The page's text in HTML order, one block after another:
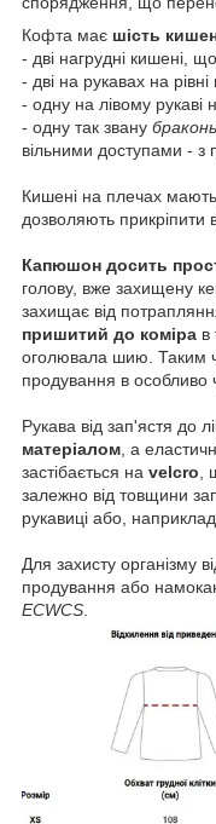
Кофта має шість
- дві нагрудні кишені,
- дві на рукавах на рівні
- одну на лівому рукаві
- одну так звану
вільними доступами - з
Кишені на плечах
дозволяють прикріпити
Капюшон досить
голову, вже захищену
захищає від
пришитий до коміра в
оголювала шию. Таким
продування в особливо
Рукава від зап'ястя до
матеріалом , а
застібається на velcro ,
залежно від товщини
рукавиці або,
Для захисту організму
продування або
ECWCS